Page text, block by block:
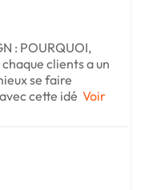
: POURQUOI,
clients a un
se faire
cette idé Voir